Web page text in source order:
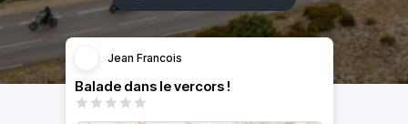
Jean Francois
Balade dans le vercors !